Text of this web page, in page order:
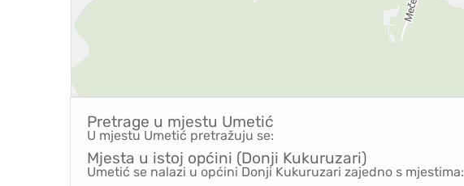
Pretrage u mjestu Umetić
U mjestu Umetić pretražuju se:
Mjesta u istoj općini (Donji Kukuruzari)
Umetić se nalazi u općini Donji Kukuruzari zajedno s mjestima: